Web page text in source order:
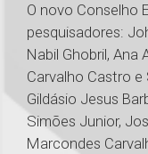
O novo Conselho
pesquisadores:
Nabil Ghobril, Ana
Carvalho Castro e
Gildásio Jesus
Simões Junior,
Marcondes